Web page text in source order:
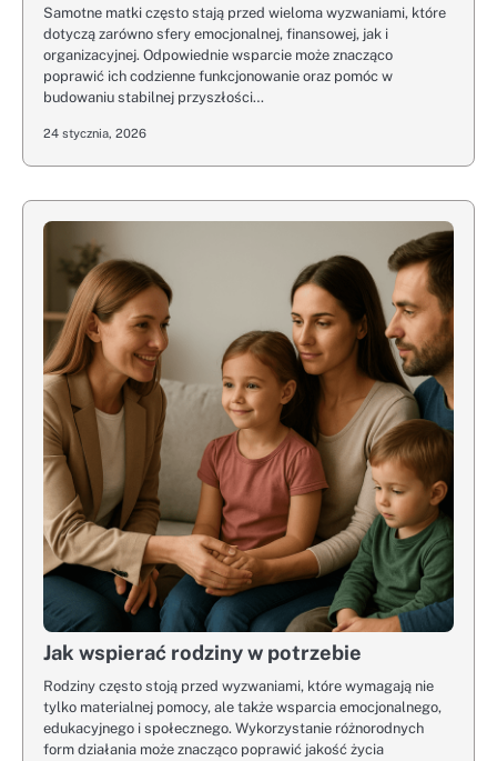
Samotne matki często stają przed wieloma wyzwaniami, które
dotyczą zarówno sfery emocjonalnej, finansowej, jak i
organizacyjnej. Odpowiednie wsparcie może znacząco
poprawić ich codzienne funkcjonowanie oraz pomóc w
budowaniu stabilnej przyszłości…
24 stycznia, 2026
Jak wspierać rodziny w potrzebie
Rodziny często stoją przed wyzwaniami, które wymagają nie
tylko materialnej pomocy, ale także wsparcia emocjonalnego,
edukacyjnego i społecznego. Wykorzystanie różnorodnych
form działania może znacząco poprawić jakość życia